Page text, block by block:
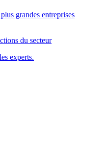
grandes entreprises
du secteur
experts.